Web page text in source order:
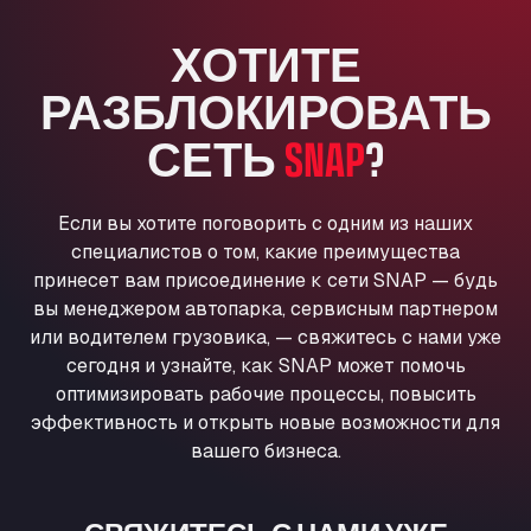
Washway Road, PE12 8LT
Anpol Sp. z o.o.
Ul. Torunska 147, 85884
Aqua Ariva GmbH
Marie-Curie-Straße 24, 68219
An der Autobahn 1, 27404
ARAL Autohof Bockenem
ARAL Autohof Merklingen
Nellinger Str. 24, 89188
ARAL Autohof Preis
Schellweilerstraße 1, 66871
ARAL Tankstelle - XXL Truckwash.de
ХОТИТЕ
РАЗБЛОКИРОВАТЬ
СЕТЬSNAP?
Если вы хотите поговорить с одним из наших
специалистов о том, какие преимущества
принесет вам присоединение к сети SNAP — будь
вы менеджером автопарка, сервисным партнером
или водителем грузовика, — свяжитесь с нами уже
сегодня и узнайте, как SNAP может помочь
оптимизировать рабочие процессы, повысить
эффективность и открыть новые возможности для
вашего бизнеса.